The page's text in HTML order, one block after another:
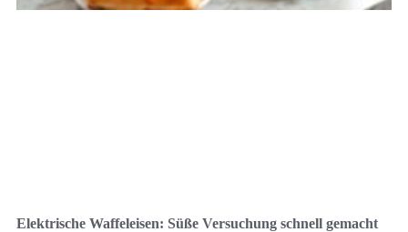
Elektrische Waffeleisen: Süße Versuchung schnell gemacht